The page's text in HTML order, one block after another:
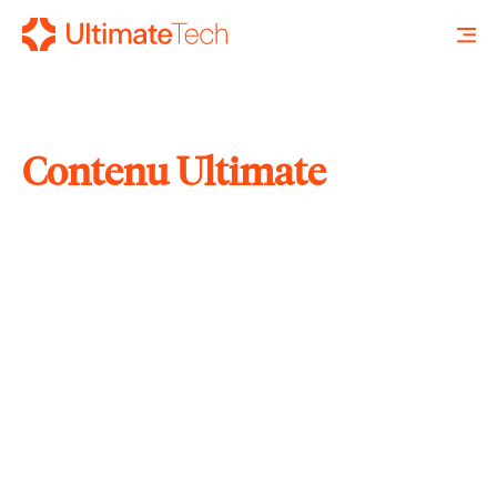
Contenu Ultimate